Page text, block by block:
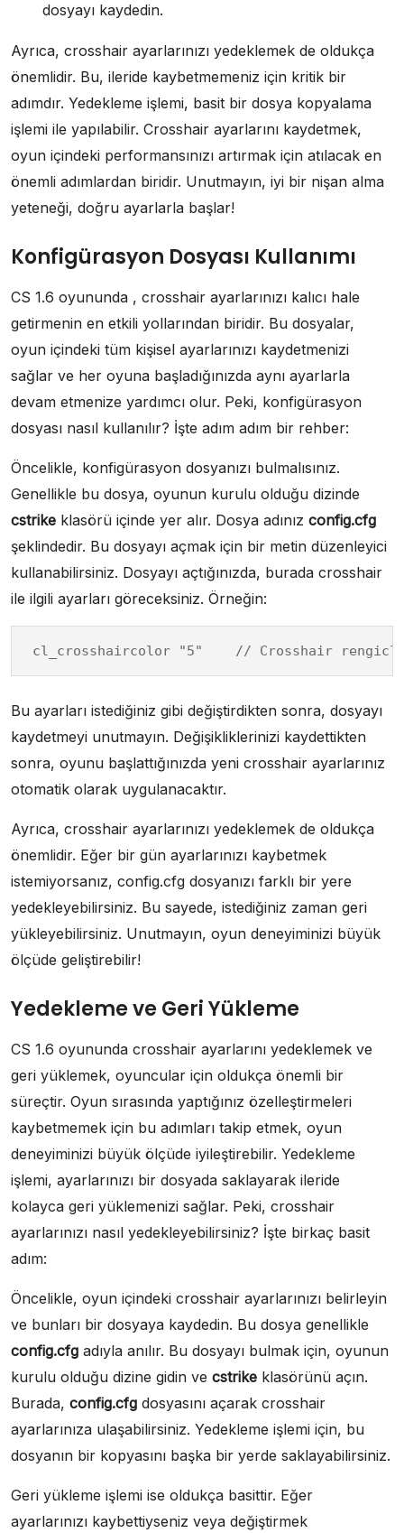
dosyayı kaydedin.
Ayrıca, crosshair ayarlarınızı yedeklemek de oldukça
önemlidir. Bu, ileride kaybetmemeniz için kritik bir
adımdır. Yedekleme işlemi, basit bir dosya kopyalama
işlemi ile yapılabilir. Crosshair ayarlarını kaydetmek,
oyun içindeki performansınızı artırmak için atılacak en
önemli adımlardan biridir. Unutmayın, iyi bir nişan alma
yeteneği, doğru ayarlarla başlar!
Konfigürasyon Dosyası Kullanımı
CS 1.6 oyununda , crosshair ayarlarınızı kalıcı hale
getirmenin en etkili yollarından biridir. Bu dosyalar,
oyun içindeki tüm kişisel ayarlarınızı kaydetmenizi
sağlar ve her oyuna başladığınızda aynı ayarlarla
devam etmenize yardımcı olur. Peki, konfigürasyon
dosyası nasıl kullanılır? İşte adım adım bir rehber:
Öncelikle, konfigürasyon dosyanızı bulmalısınız.
Genellikle bu dosya, oyunun kurulu olduğu dizinde
cstrike klasörü içinde yer alır. Dosya adınız config.cfg
şeklindedir. Bu dosyayı açmak için bir metin düzenleyici
kullanabilirsiniz. Dosyayı açtığınızda, burada crosshair
ile ilgili ayarları göreceksiniz. Örneğin:
cl_crosshaircolor "5"    // Crosshair
Bu ayarları istediğiniz gibi değiştirdikten sonra, dosyayı
kaydetmeyi unutmayın. Değişikliklerinizi kaydettikten
sonra, oyunu başlattığınızda yeni crosshair ayarlarınız
otomatik olarak uygulanacaktır.
Ayrıca, crosshair ayarlarınızı yedeklemek de oldukça
önemlidir. Eğer bir gün ayarlarınızı kaybetmek
istemiyorsanız, config.cfg dosyanızı farklı bir yere
yedekleyebilirsiniz. Bu sayede, istediğiniz zaman geri
yükleyebilirsiniz. Unutmayın, oyun deneyiminizi büyük
ölçüde geliştirebilir!
Yedekleme ve Geri Yükleme
CS 1.6 oyununda crosshair ayarlarını yedeklemek ve
geri yüklemek, oyuncular için oldukça önemli bir
süreçtir. Oyun sırasında yaptığınız özelleştirmeleri
kaybetmemek için bu adımları takip etmek, oyun
deneyiminizi büyük ölçüde iyileştirebilir. Yedekleme
işlemi, ayarlarınızı bir dosyada saklayarak ileride
kolayca geri yüklemenizi sağlar. Peki, crosshair
ayarlarınızı nasıl yedekleyebilirsiniz? İşte birkaç basit
adım:
Öncelikle, oyun içindeki crosshair ayarlarınızı belirleyin
ve bunları bir dosyaya kaydedin. Bu dosya genellikle
config.cfg adıyla anılır. Bu dosyayı bulmak için, oyunun
kurulu olduğu dizine gidin ve cstrike klasörünü açın.
Burada, config.cfg dosyasını açarak crosshair
ayarlarınıza ulaşabilirsiniz. Yedekleme işlemi için, bu
dosyanın bir kopyasını başka bir yerde saklayabilirsiniz.
Geri yükleme işlemi ise oldukça basittir. Eğer
ayarlarınızı kaybettiyseniz veya değiştirmek